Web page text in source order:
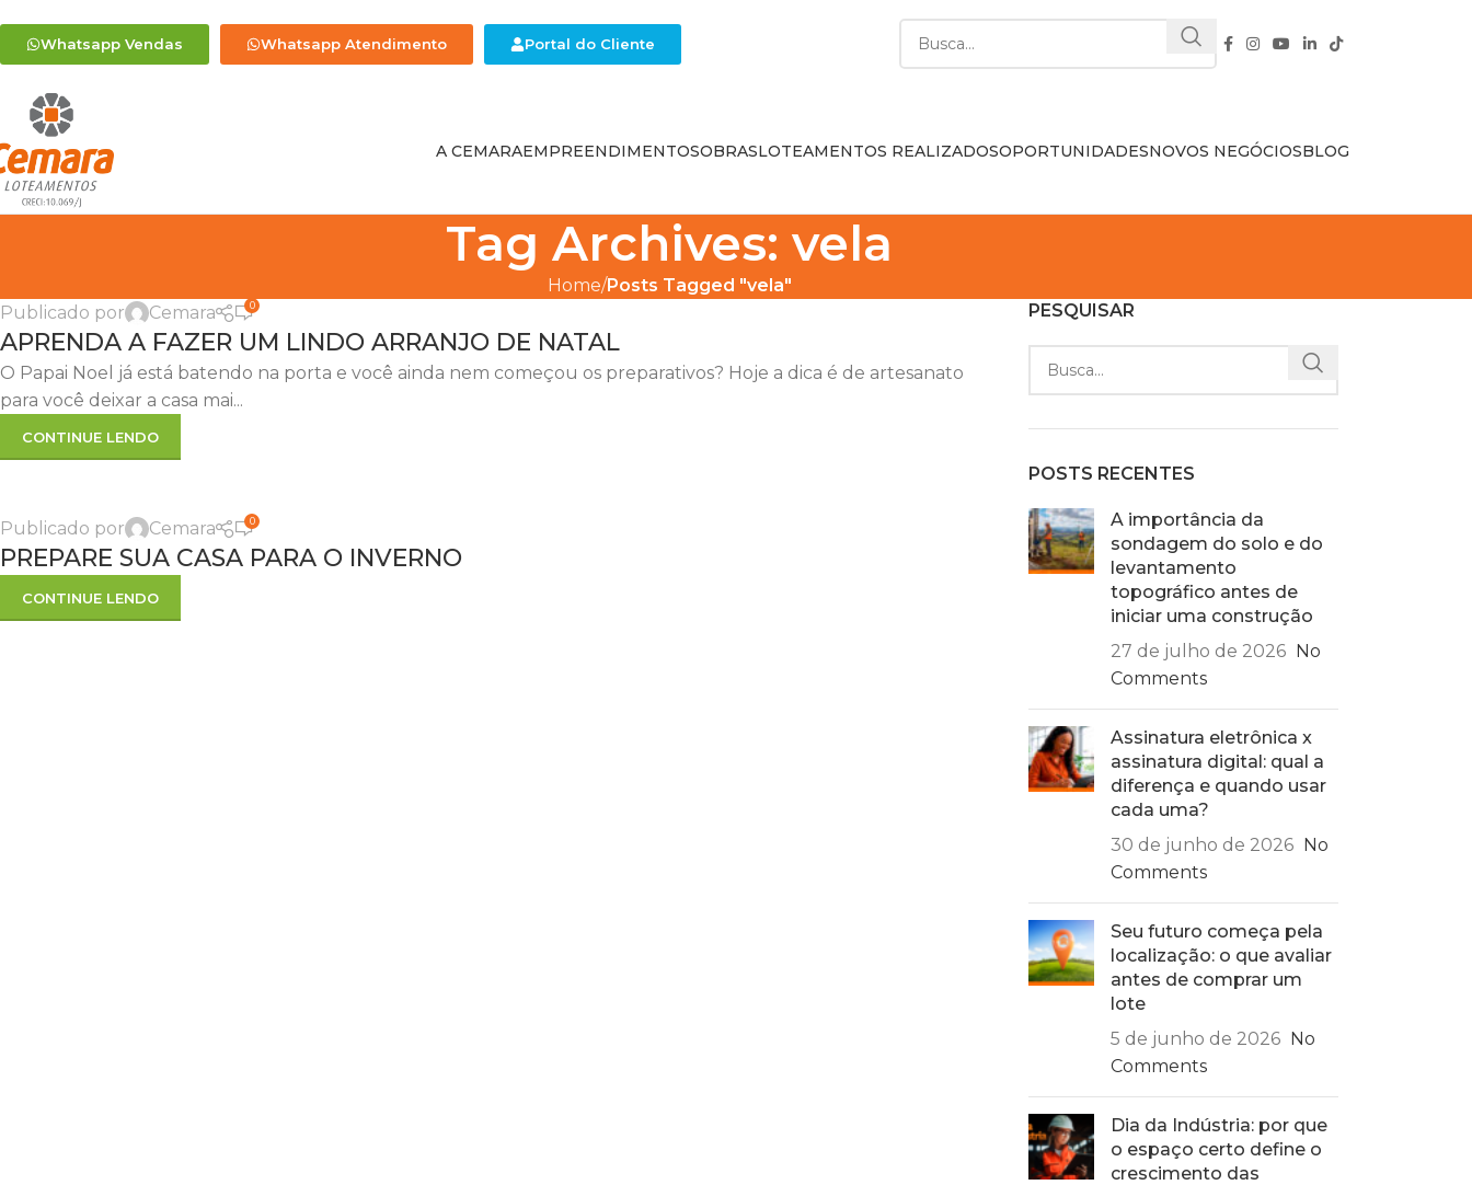
Whatsapp Vendas Whatsapp Atendimento Portal do Cliente
A CEMARAEMPREENDIMENTOSOBRASLOTEAMENTOS REALIZADOSOPORTUNIDADESNOVOS NEGÓCIOSBLOG
Tag Archives: vela
Home Posts Tagged "vela"
Publicado por
Cemara 0
APRENDA A FAZER UM LINDO ARRANJO DE NATAL
O Papai Noel já está batendo na porta e você ainda nem começou os preparativos? Hoje a dica é de artesanato
para você deixar a casa mai...
CONTINUE LENDO
Publicado por Cemara 0
PREPARE SUA CASA PARA O INVERNO
CONTINUE LENDO
PESQUISAR
POSTS RECENTES
A importância da
sondagem do solo e do
levantamento
topográfico antes de
iniciar uma construção
27 de julho de 2026 No
Comments
Assinatura eletrônica x
assinatura digital: qual a
diferença e quando usar
cada uma?
30 de junho de 2026 No
Comments
Seu futuro começa pela
localização: o que avaliar
antes de comprar um
lote
5 de junho de 2026 No
Comments
Dia da Indústria: por que
o espaço certo define o
crescimento das